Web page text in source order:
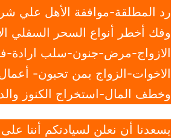
رد المطلقة-موافقة الأهل علي
وفك أخطر أنواع السحر السفلي
الازواج-مرض-جنون-سلب ارادة-
الاخوات-الزواج بمن تحبون-
وخطف المال-استخراج الكنوز
يسعدنا أن نعلن لسيادتكم أننا